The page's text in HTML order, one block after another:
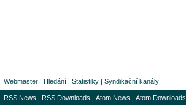
Webmaster | Hledání | Statistiky | Syndikační kanály
RSS News | RSS Downloads | Atom News | Atom Downloads